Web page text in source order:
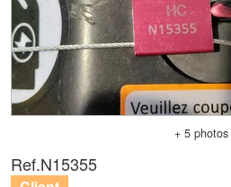
+ 5 photos
Ref.N15355